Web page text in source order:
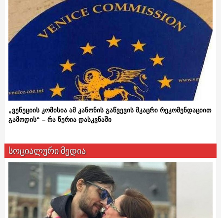
„ვენეციის კომისია ამ კანონის გაწვევის მკაცრი რეკომენდაციით
გამოდის“ – რა წერია დასკვნაში
სოციალური მედია